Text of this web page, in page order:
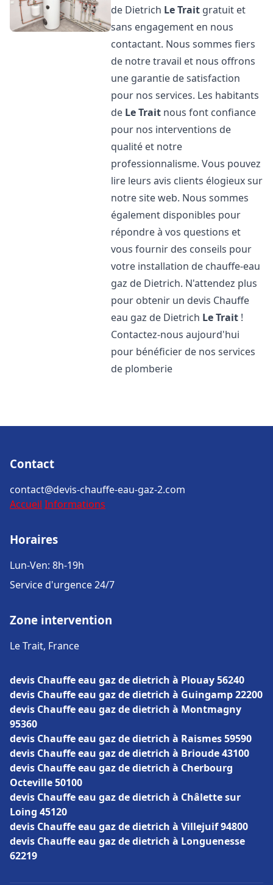
de Dietrich Le Trait gratuit et
sans engagement en nous
contactant. Nous sommes fiers
de notre travail et nous offrons
une garantie de satisfaction
pour nos services. Les habitants
de Le Trait nous font confiance
pour nos interventions de
qualité et notre
professionnalisme. Vous pouvez
lire leurs avis clients élogieux sur
notre site web. Nous sommes
également disponibles pour
répondre à vos questions et
vous fournir des conseils pour
votre installation de chauffe-eau
gaz de Dietrich. N'attendez plus
pour obtenir un devis Chauffe
eau gaz de Dietrich Le Trait !
Contactez-nous aujourd'hui
pour bénéficier de nos services
de plomberie
Contact
contact@devis-chauffe-eau-gaz-2.com
Accueil Informations
Horaires
Lun-Ven: 8h-19h
Service d'urgence 24/7
Zone intervention
Le Trait, France
devis Chauffe eau gaz de dietrich à Plouay 56240
devis Chauffe eau gaz de dietrich à Guingamp 22200
devis Chauffe eau gaz de dietrich à Montmagny
95360
devis Chauffe eau gaz de dietrich à Raismes 59590
devis Chauffe eau gaz de dietrich à Brioude 43100
devis Chauffe eau gaz de dietrich à Cherbourg
Octeville 50100
devis Chauffe eau gaz de dietrich à Châlette sur
Loing 45120
devis Chauffe eau gaz de dietrich à Villejuif 94800
devis Chauffe eau gaz de dietrich à Longuenesse
62219